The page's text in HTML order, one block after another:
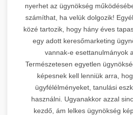
nyerhet az ügynökség
számíthat, ha velük dolgozik!
közé tartozik, hogy hány éves
egy adott keresőmarketing
vannak-e esettanulmányok
Természetesen egyetlen
képesnek kell lenniük arra,
ügyfélélményeket, tanulási
használni. Ugyanakkor azzal
kezdő, ám lelkes ügynökség